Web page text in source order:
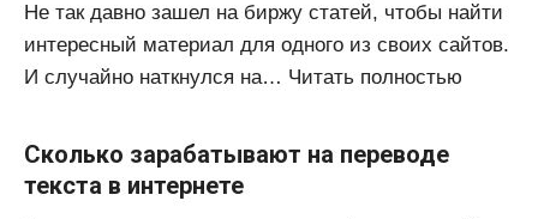
Не так давно зашел на биржу статей, чтобы найти
интересный материал для одного из своих сайтов.
И случайно наткнулся на… Читать полностью
Сколько зарабатывают на переводе
текста в интернете